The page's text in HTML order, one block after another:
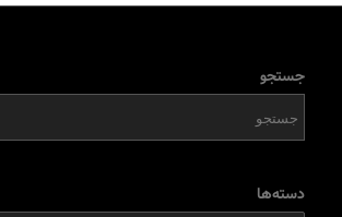
جستجو
دسته‌ها